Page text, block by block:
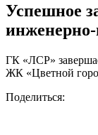
Успешное
инженерно-
ГК «ЛСР»
ЖК «Цветной
Поделиться: